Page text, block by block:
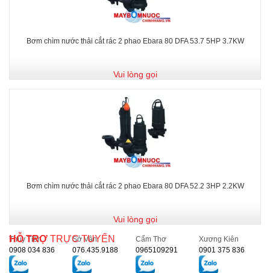
Bơm chìm nước thải cắt rác 2 phao Ebara 80 DFA 53.7 5HP 3.7KW
Vui lòng gọi
Bơm chìm nước thải cắt rác 2 phao Ebara 80 DFA 52.2 3HP 2.2KW
Vui lòng gọi
HỖ TRỢ TRỰC TUYẾN
Thủy Tiên
0908 034 836
Sở Vân
076.435.9188
Cẩm Thơ
0965109291
Xương Kiên
0901 375 836